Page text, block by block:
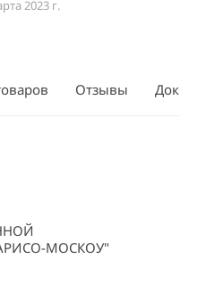
2023 г.
Отзывы
МОСКОУ"